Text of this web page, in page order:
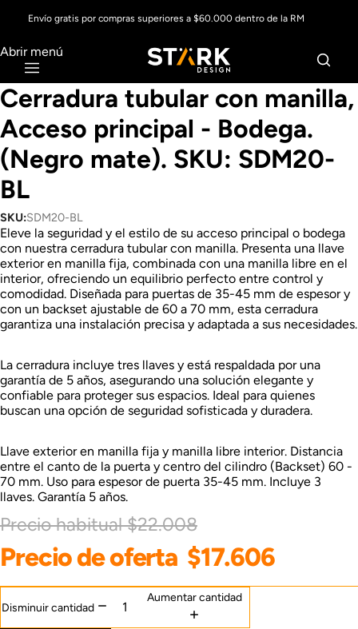
Envío gratis por compras superiores a $60.000 dentro de la RM
Abrir menú
Cerradura tubular con manilla,
Acceso principal - Bodega.
(Negro mate). SKU: SDM20-
BL
SKU:SDM20-BL
Eleve la seguridad y el estilo de su acceso principal o bodega
con nuestra cerradura tubular con manilla. Presenta una llave
exterior en manilla fija, combinada con una manilla libre en el
interior, ofreciendo un equilibrio perfecto entre control y
comodidad. Diseñada para puertas de 35-45 mm de espesor y
con un backset ajustable de 60 a 70 mm, esta cerradura
garantiza una instalación precisa y adaptada a sus necesidades.
La cerradura incluye tres llaves y está respaldada por una
garantía de 5 años, asegurando una solución elegante y
confiable para proteger sus espacios. Ideal para quienes
buscan una opción de seguridad sofisticada y duradera.
Llave exterior en manilla fija y manilla libre interior. Distancia
entre el canto de la puerta y centro del cilindro (Backset) 60 -
70 mm. Uso para espesor de puerta 35-45 mm. Incluye 3
llaves. Garantía 5 años.
Precio habitual$22.008
Precio de oferta $17.606
Disminuir cantidad
Aumentar cantidad